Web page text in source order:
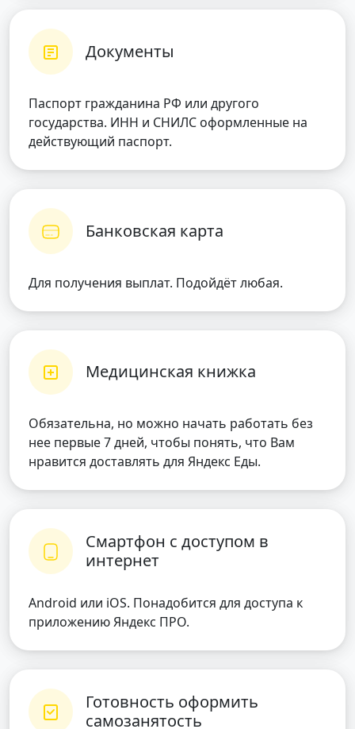
Документы
Паспорт гражданина РФ или другого
государства. ИНН и СНИЛС оформленные на
действующий паспорт.
Банковская карта
Для получения выплат. Подойдёт любая.
Медицинская книжка
Обязательна, но можно начать работать без
нее первые 7 дней, чтобы понять, что Вам
нравится доставлять для Яндекс Еды.
Смартфон с доступом в
интернет
Android или iOS. Понадобится для доступа к
приложению Яндекс ПРО.
Готовность оформить
самозанятость